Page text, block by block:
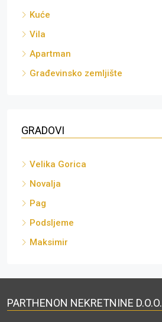
Kuće
Vila
Apartman
Građevinsko zemljište
GRADOVI
Velika Gorica
Novalja
Pag
Podsljeme
Maksimir
PARTHENON NEKRETNINE D.O.O.